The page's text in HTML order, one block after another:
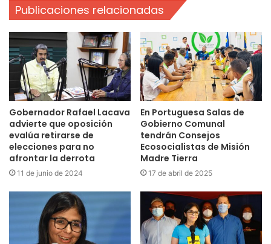
Publicaciones relacionadas
Gobernador Rafael Lacava
advierte que oposición
evalúa retirarse de
elecciones para no
afrontar la derrota
11 de junio de 2024
En Portuguesa Salas de
Gobierno Comunal
tendrán Consejos
Ecosocialistas de Misión
Madre Tierra
17 de abril de 2025